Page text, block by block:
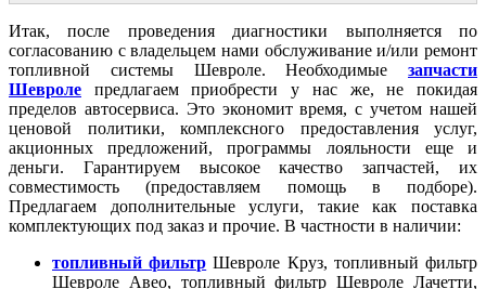
Итак, после проведения диагностики выполняется по
согласованию с владельцем нами обслуживание и/или ремонт
топливной системы Шевроле. Необходимые запчасти
Шевроле предлагаем приобрести у нас же, не покидая
пределов автосервиса. Это экономит время, с учетом нашей
ценовой политики, комплексного предоставления услуг,
акционных предложений, программы лояльности еще и
деньги. Гарантируем высокое качество запчастей, их
совместимость (предоставляем помощь в подборе).
Предлагаем дополнительные услуги, такие как поставка
комплектующих под заказ и прочие. В частности в наличии:
топливный фильтр Шевроле Круз, топливный фильтр
Шевроле Авео, топливный фильтр Шевроле Лачетти,